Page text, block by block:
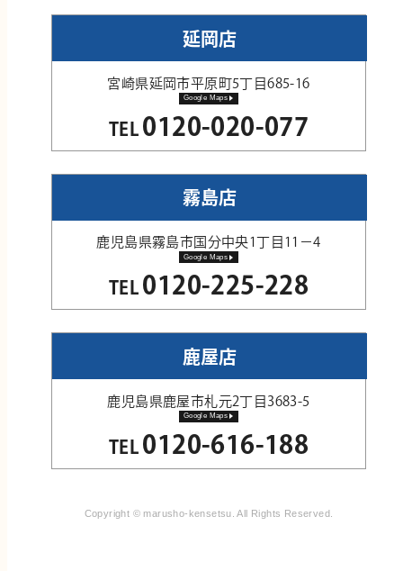
延岡店
宮崎県延岡市平原町5丁目685-16
Google Maps
TEL 0120-020-077
霧島店
鹿児島県霧島市国分中央1丁目11−4
Google Maps
TEL 0120-225-228
鹿屋店
鹿児島県鹿屋市札元2丁目3683-5
Google Maps
TEL 0120-616-188
Copyright © marusho-kensetsu. All Rights Reserved.